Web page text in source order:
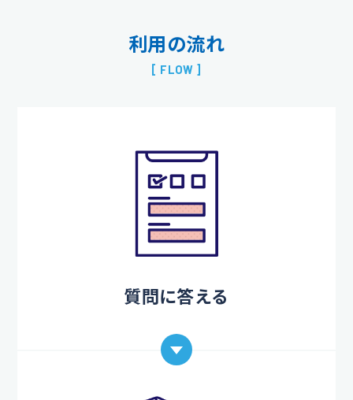
利用の流れ
[ FLOW ]
質問に答える